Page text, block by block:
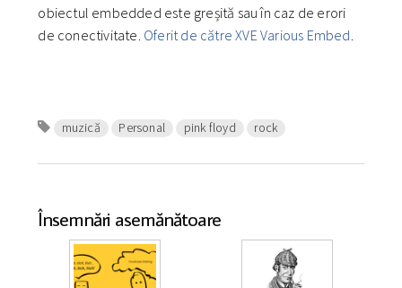
obiectul embedded este greșită sau în caz de erori
de conectivitate. Oferit de către XVE Various Embed.
muzică Personal pink floyd rock
Însemnări asemănătoare